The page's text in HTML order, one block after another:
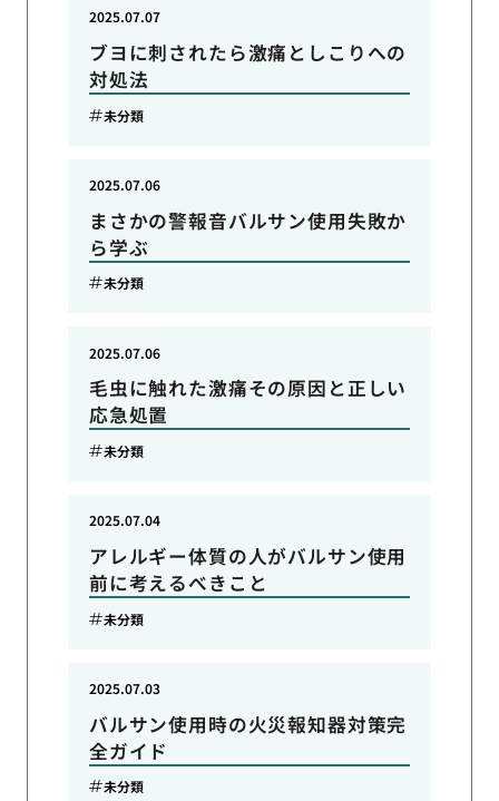
ブヨに刺されたら激痛としこりへの
対処法
2025.07.07
未分類
まさかの警報音バルサン使用失敗か
ら学ぶ
2025.07.06
未分類
毛虫に触れた激痛その原因と正しい
応急処置
2025.07.06
未分類
アレルギー体質の人がバルサン使用
前に考えるべきこと
2025.07.04
未分類
バルサン使用時の火災報知器対策完
全ガイド
2025.07.03
未分類